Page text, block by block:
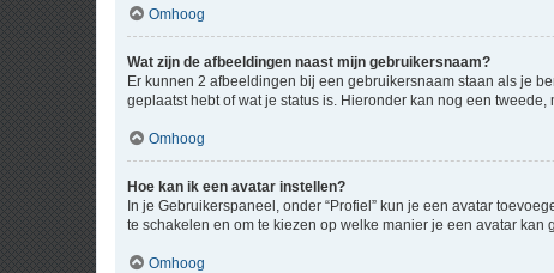
Omhoog
Wat zijn de afbeeldingen naast mijn gebruikersnaam?
Er kunnen 2 afbeeldingen bij een gebruikersnaam staan als je
geplaatst hebt of wat je status is. Hieronder kan nog een
Omhoog
Hoe kan ik een avatar instellen?
In je Gebruikerspaneel, onder “Profiel” kun je een avatar
te schakelen en om te kiezen op welke manier je een avatar
Omhoog